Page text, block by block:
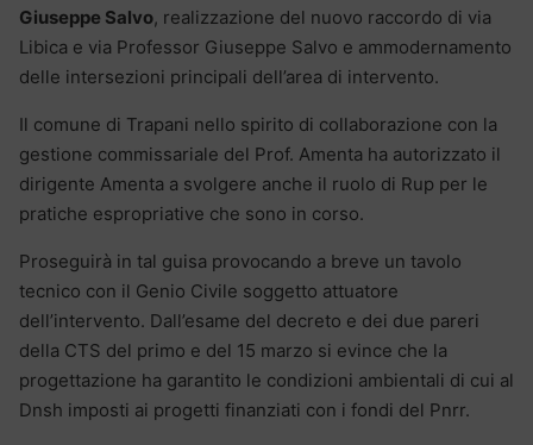
Giuseppe Salvo, realizzazione del nuovo raccordo di via
Libica e via Professor Giuseppe Salvo e ammodernamento
delle intersezioni principali dell’area di intervento.
Il comune di Trapani nello spirito di collaborazione con la
gestione commissariale del Prof. Amenta ha autorizzato il
dirigente Amenta a svolgere anche il ruolo di Rup per le
pratiche espropriative che sono in corso.
Proseguirà in tal guisa provocando a breve un tavolo
tecnico con il Genio Civile soggetto attuatore
dell’intervento. Dall’esame del decreto e dei due pareri
della CTS del primo e del 15 marzo si evince che la
progettazione ha garantito le condizioni ambientali di cui al
Dnsh imposti ai progetti finanziati con i fondi del Pnrr.